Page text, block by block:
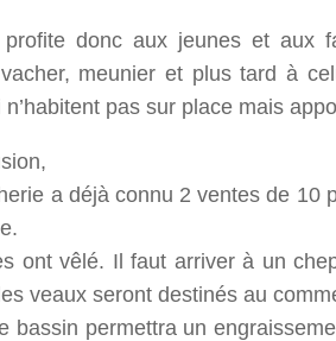
donc aux jeunes et aux
meunier et plus tard à
pas sur place mais
a déjà connu 2 ventes de 10
ont vêlé. Il faut arriver à un
veaux seront destinés au
bassin permettra un